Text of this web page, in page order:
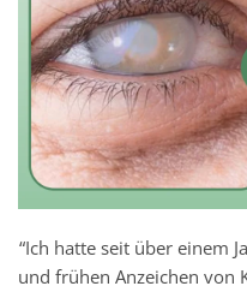
“Ich hatte seit über einem
und frühen Anzeichen von